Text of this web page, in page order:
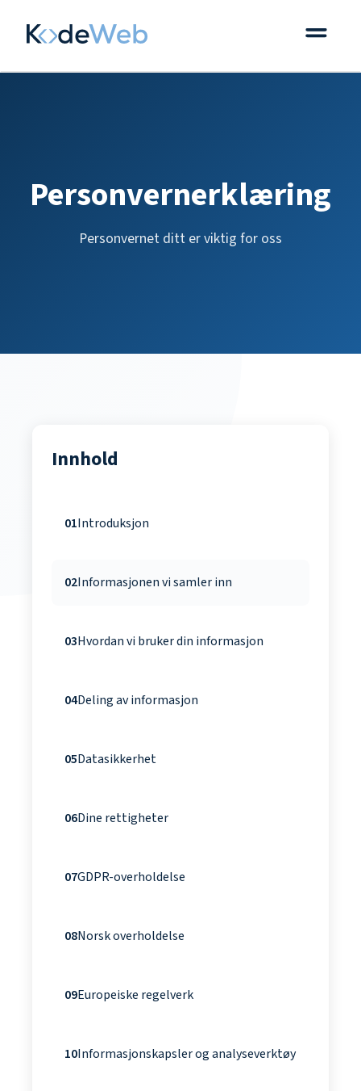
Personvernerklæring
Personvernet ditt er viktig for oss
Innhold
01Introduksjon
02Informasjonen vi samler inn
03Hvordan vi bruker din informasjon
04Deling av informasjon
05Datasikkerhet
06Dine rettigheter
07GDPR-overholdelse
08Norsk overholdelse
09Europeiske regelverk
10Informasjonskapsler og analyseverktøy